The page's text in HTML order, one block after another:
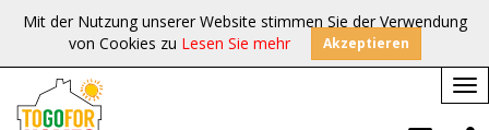
Mit der Nutzung unserer Website stimmen Sie der Verwendung
von Cookies zu Lesen Sie mehr Akzeptieren